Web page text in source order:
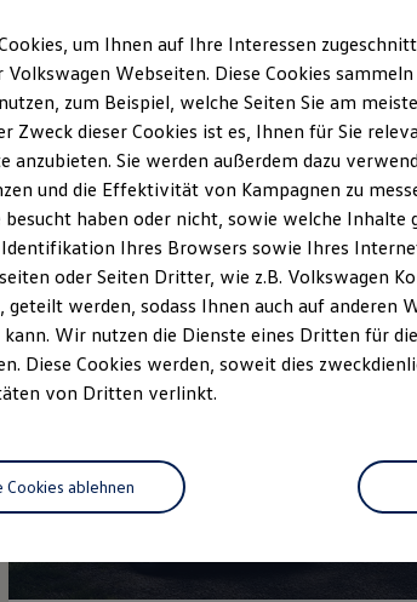
ID. Polo Life ab 149,00 €mtl. leasen für
6.000,00 €Sonderzahlung | 36 Monate
Jährliche Fahrleistung: 10.000 km
Details ansehen
um Ihnen auf Ihre Interessen
Volkswagen Webseiten. Diese Cookies
zum Beispiel, welche Seiten Sie am
Zweck dieser Cookies ist es, Ihnen für Sie
anzubieten. Sie werden außerdem dazu
und die Effektivität von Kampagnen zu
besucht haben oder nicht, sowie welche Inhalte
Ihres Browsers sowie Ihres
oder Seiten Dritter, wie z.B. Volkswagen
geteilt werden, sodass Ihnen auch auf anderen
Wir nutzen die Dienste eines Dritten für
Diese Cookies werden, soweit dies
von Dritten verlinkt.
Cookies ablehnen